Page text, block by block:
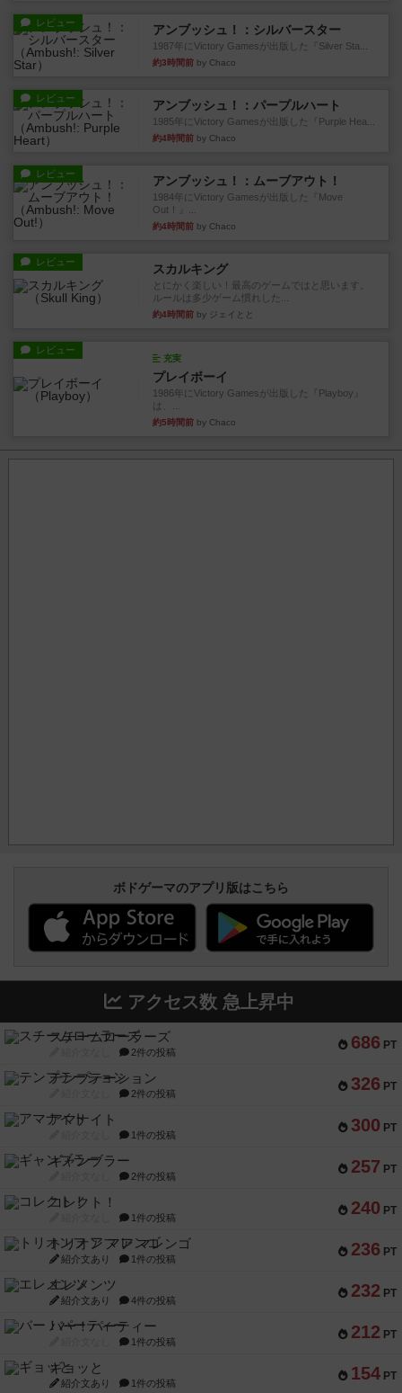
レビュー アンブッシュ！：シルバースター
1987年にVictory Gamesが出版した『Silver Sta...
約3時間前 by Chaco
レビュー アンブッシュ！：パープルハート
1985年にVictory Gamesが出版した『Purple Hea...
約4時間前 by Chaco
レビュー アンブッシュ！：ムーブアウト！
1984年にVictory Gamesが出版した『Move
Out！』...
約4時間前 by Chaco
レビュー スカルキング
とにかく楽しい！最高のゲームではと思います。
ルールは多少ゲーム慣れした...
約4時間前 by ジェイとと
レビュー
充実
プレイボーイ
1986年にVictory Gamesが出版した『Playboy』
は、...
約5時間前 by Chaco
ボドゲーマのアプリ版はこちら
アクセス数 急上昇中
686 PT
スチームローラーズ
2件の投稿
326 PT
テンプテーション
2件の投稿
300 PT
アマナイト
1件の投稿
257 PT
ギャンブラー
2件の投稿
240 PT
コレクト！
1件の投稿
236 PT
トリオンフ ア マレンゴ
紹介文あり 1件の投稿
232 PT
エレメンツ
紹介文あり 4件の投稿
212 PT
バー！パーティー
1件の投稿
154 PT
ギョッと
紹介文あり 1件の投稿